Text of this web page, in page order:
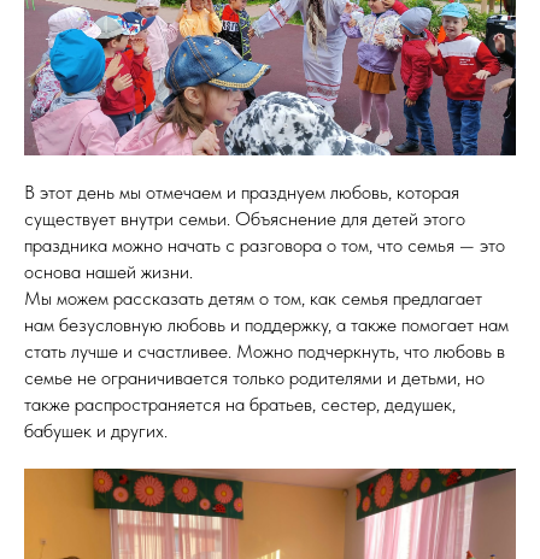
В этот день мы отмечаем и празднуем любовь, которая
существует внутри семьи. Объяснение для детей этого
праздника можно начать с разговора о том, что семья — это
основа нашей жизни.
Мы можем рассказать детям о том, как семья предлагает
нам безусловную любовь и поддержку, а также помогает нам
стать лучше и счастливее. Можно подчеркнуть, что любовь в
семье не ограничивается только родителями и детьми, но
также распространяется на братьев, сестер, дедушек,
бабушек и других.